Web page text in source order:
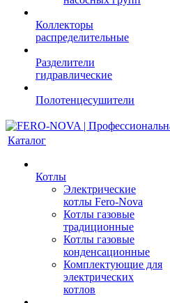
Коллекторы
распределительные
Разделители
гидравлические
Полотенцесушители
Каталог
Котлы
Электрические
котлы Fero-Nova
Котлы газовые
традиционные
Котлы газовые
конденсационные
Комплектующие для
электрических
котлов